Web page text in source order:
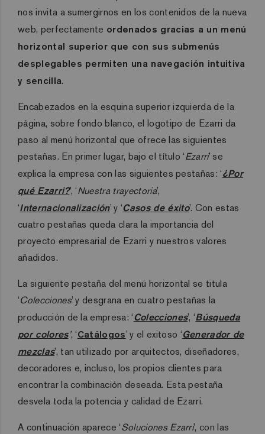
nos invita a sumergirnos en los contenidos de la nueva
web, perfectamente ordenados gracias a un menú
horizontal superior que con sus submenús
desplegables permiten una navegación intuitiva
y sencilla.
Encabezados en la esquina superior izquierda de la
página, sobre fondo blanco, el logotipo de Ezarri da
paso al menú horizontal que ofrece las siguientes
pestañas. En primer lugar, bajo el título ‘Ezarri’ se
explica la empresa con las siguientes pestañas: ‘¿Por
qué Ezarri?’, ‘Nuestra trayectoria’,
‘Internacionalización’ y ‘Casos de éxito’. Con estas
cuatro pestañas queda clara la importancia del
proyecto empresarial de Ezarri y nuestros valores
añadidos.
La siguiente pestaña del menú horizontal se titula
‘Colecciones’ y desgrana en cuatro pestañas la
producción de la empresa: ‘Colecciones’, ‘Búsqueda
por colores’, ‘Catálogos’ y el exitoso ‘Generador de
mezclas’, tan utilizado por arquitectos, diseñadores,
decoradores e, incluso, los propios clientes para
encontrar la combinación deseada. Esta pestaña
desvela toda la potencia y calidad de Ezarri.
A continuación aparece ‘Soluciones Ezarri’, con las